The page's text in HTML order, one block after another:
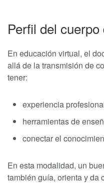
Perfil del
En educación virtual, el
allá de la transmisión de
tener:
experiencia
herramientas de
conectar el
En esta modalidad, un
también guía, orienta y da